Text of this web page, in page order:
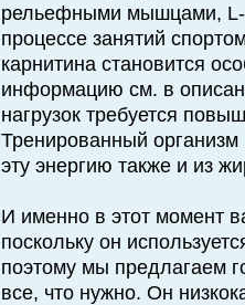
рельефными мышцами, L-
процессе занятий
карнитина становится
информацию см. в
нагрузок требуется
Тренированный организм
эту энергию также и из
И именно в этот момент
поскольку он
поэтому мы предлагаем
все, что нужно. Он